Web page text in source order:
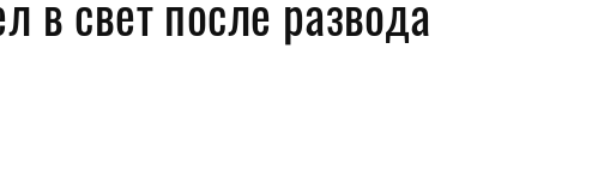
Спорт
в свет после развода